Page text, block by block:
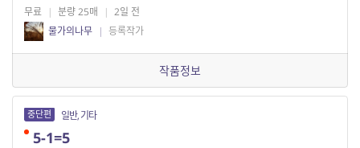
무료 | 분량 25매 | 2일 전
물가의나무 | 등록작가
작품정보
중단편 일반, 기타
5-1=5